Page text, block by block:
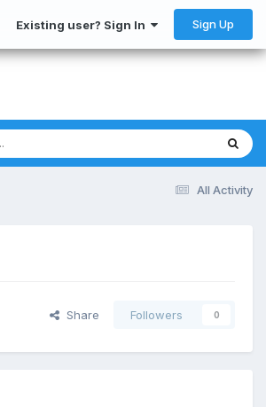
Existing user? Sign In Sign Up
All Activity
Share Followers 0